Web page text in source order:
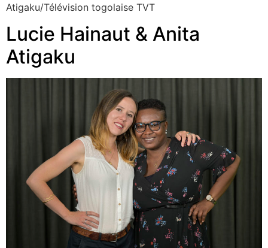
Atigaku/Télévision togolaise TVT
Lucie Hainaut & Anita
Atigaku